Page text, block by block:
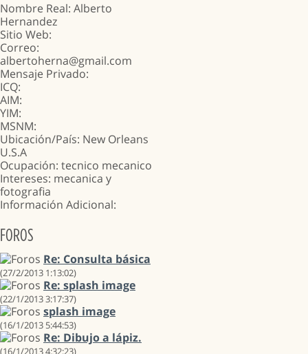
Nombre Real: Alberto
Hernandez
Sitio Web:
Correo:
albertoherna@gmail.com
Mensaje Privado:
ICQ:
AIM:
YIM:
MSNM:
Ubicación/País: New Orleans
U.S.A
Ocupación: tecnico mecanico
Intereses: mecanica y
fotografia
Información Adicional:
FOROS
Re: Consulta básica
(27/2/2013 1:13:02)
Re: splash image
(22/1/2013 3:17:37)
splash image
(16/1/2013 5:44:53)
Re: Dibujo a lápiz.
(16/1/2013 4:32:23)